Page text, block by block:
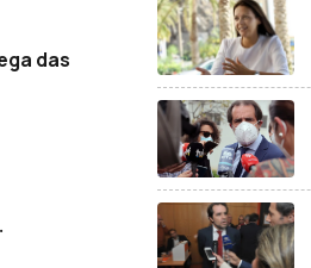
das